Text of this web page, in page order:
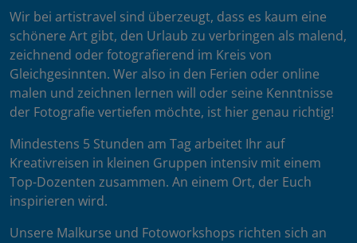
Wir bei artistravel sind überzeugt, dass es kaum eine
schönere Art gibt, den Urlaub zu verbringen als malend,
zeichnend oder fotografierend im Kreis von
Gleichgesinnten. Wer also in den Ferien oder online
malen und zeichnen lernen will oder seine Kenntnisse
der Fotografie vertiefen möchte, ist hier genau richtig!
Mindestens 5 Stunden am Tag arbeitet Ihr auf
Kreativreisen in kleinen Gruppen intensiv mit einem
Top-Dozenten zusammen. An einem Ort, der Euch
inspirieren wird.
Unsere Malkurse und Fotoworkshops richten sich an